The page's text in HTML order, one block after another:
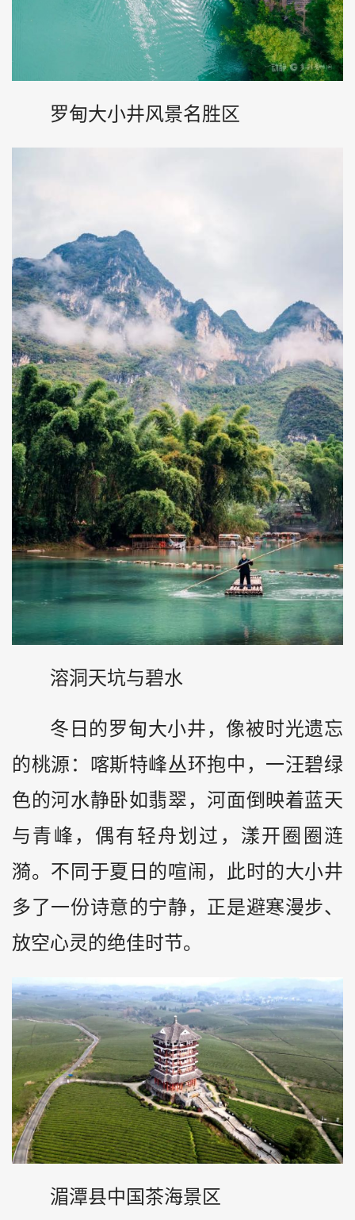
罗甸大小井风景名胜区
溶洞天坑与碧水
冬日的罗甸大小井，像被时光遗忘
的桃源：喀斯特峰丛环抱中，一汪碧绿
色的河水静卧如翡翠，河面倒映着蓝天
与青峰，偶有轻舟划过，漾开圈圈涟
漪。不同于夏日的喧闹，此时的大小井
多了一份诗意的宁静，正是避寒漫步、
放空心灵的绝佳时节。
湄潭县中国茶海景区